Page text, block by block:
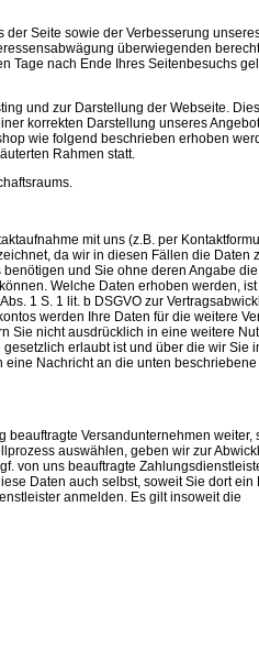
Seite sowie der Verbesserung
überwiegenden
Tage nach Ende Ihres Seitenbesuchs
und zur Darstellung der Webseite.
korrekten Darstellung unseres
wie folgend beschrieben erhoben
Rahmen statt.
mit uns (z.B. per
da wir in diesen Fällen die Daten
und Sie ohne deren Angabe die
Welche Daten erhoben werden,
1 S. 1 lit. b DSGVO zur
werden Ihre Daten für die weitere
Sie nicht ausdrücklich in eine weitere
erlaubt ist und über die wir Sie
Nachricht an die unten beschriebene
beauftragte Versandunternehmen weiter,
auswählen, geben wir zur
von uns beauftragte
Daten auch selbst, soweit Sie dort ein
anmelden. Es gilt insoweit die